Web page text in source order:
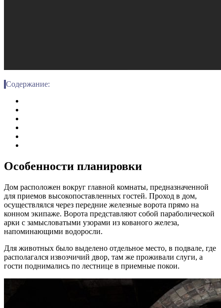
Содержание:
Особенности планировки
Дом расположен вокруг главной комнаты, предназначенной
для приемов высокопоставленных гостей. Проход в дом,
осуществлялся через передние железные ворота прямо на
конном экипаже. Ворота представляют собой параболической
арки с замысловатыми узорами из кованого железа,
напоминающими водоросли.
Для животных было выделено отдельное место, в подвале, где
располагался извозчичий двор, там же проживали слуги, а
гости поднимались по лестнице в приемные покои.